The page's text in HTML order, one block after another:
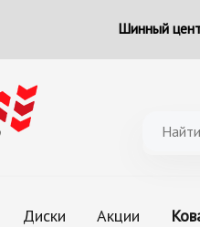
Шинный
Диски Акции